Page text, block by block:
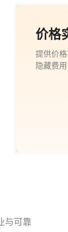
价格
提供价
隐藏费
与可靠